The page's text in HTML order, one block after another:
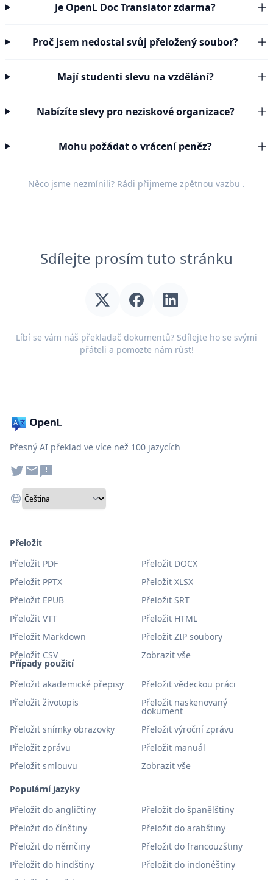
Je OpenL Doc Translator zdarma?
Proč jsem nedostal svůj přeložený soubor?
Mají studenti slevu na vzdělání?
Nabízíte slevy pro neziskové organizace?
Mohu požádat o vrácení peněz?
Něco jsme nezmínili? Rádi přijmeme zpětnou vazbu .
Sdílejte prosím tuto stránku
Líbí se vám náš překladač dokumentů? Sdílejte ho se svými
přáteli a pomozte nám růst!
Přesný AI překlad ve více než 100 jazycích
Případy použití
Přeložit akademické přepisy
Přeložit vědeckou práci
Přeložit životopis
Přeložit naskenovaný
dokument
Přeložit snímky obrazovky
Přeložit výroční zprávu
Přeložit zprávu
Přeložit manuál
Přeložit smlouvu
Zobrazit vše
Populární jazyky
Přeložit do angličtiny
Přeložit do španělštiny
Přeložit do čínštiny
Přeložit do arabštiny
Přeložit do němčiny
Přeložit do francouzštiny
Přeložit do hindštiny
Přeložit do indonéštiny
Přeložit
Přeložit PDF
Přeložit DOCX
Přeložit PPTX
Přeložit XLSX
Přeložit EPUB
Přeložit SRT
Přeložit VTT
Přeložit HTML
Přeložit Markdown
Přeložit ZIP soubory
Přeložit CSV
Zobrazit vše